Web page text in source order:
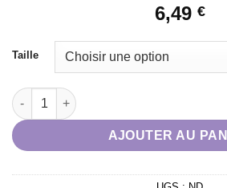
6,49 €
Taille
quantité de Chaussettes Je t'aime
AJOUTER AU